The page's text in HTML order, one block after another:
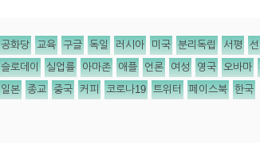
공화당 교육 구글 독일 러시아 미국 분리독립 서평
슬로데이 실업률 아마존 애플 언론 여성 영국 오바마
일본 종교 중국 커피 코로나19 트위터 페이스북 한국